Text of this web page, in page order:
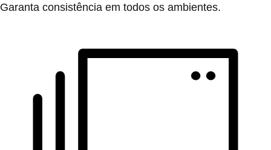
Garanta consistência em todos os ambientes.